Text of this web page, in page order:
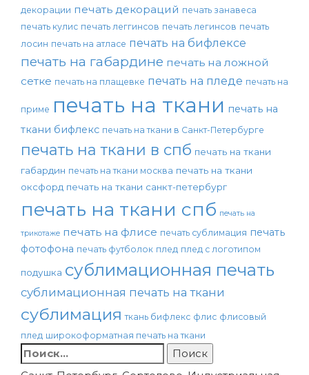
декорации печать декораций печать занавеса
печать кулис печать леггинсов печать легинсов печать
лосин печать на атласе печать на бифлексе
печать на габардине печать на ложной
сетке печать на плащевке печать на пледе печать на
приме печать на ткани печать на
ткани бифлекс печать на ткани в Санкт-Петербурге
печать на ткани в спб печать на ткани
габардин печать на ткани москва печать на ткани
оксфорд печать на ткани санкт-петербург
печать на ткани спб печать на
трикотаже печать на флисе печать сублимация печать
фотофона печать футболок плед плед с логотипом
подушка сублимационная печать
сублимационная печать на ткани
сублимация ткань бифлекс флис флисовый
плед широкоформатная печать на ткани
Найти: